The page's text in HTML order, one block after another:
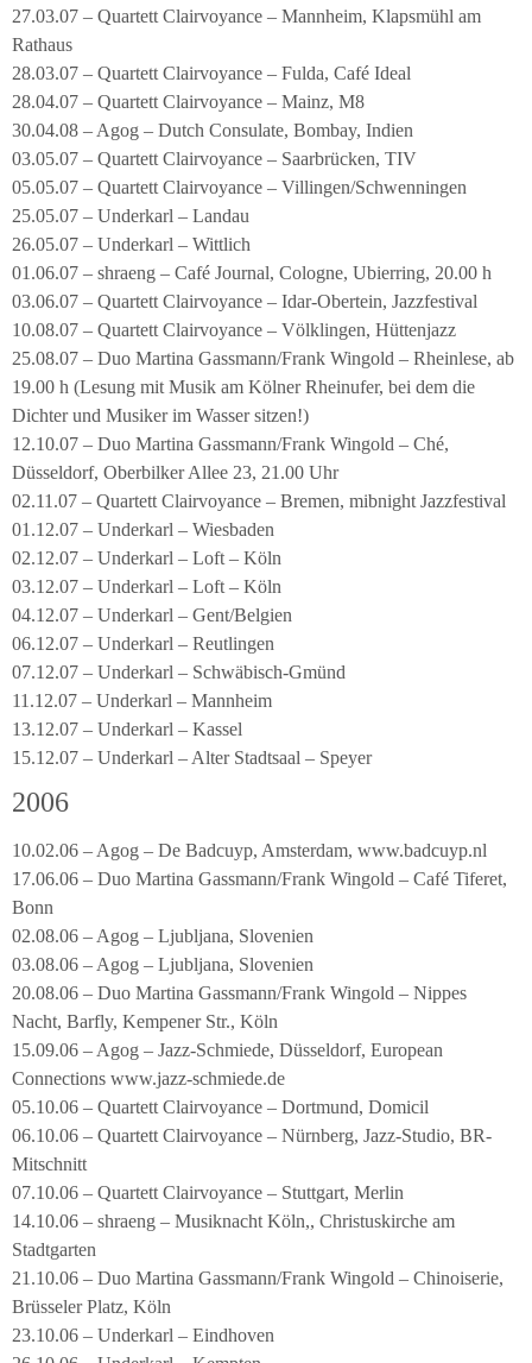
27.03.07 – Quartett Clairvoyance – Mannheim, Klapsmühl am
Rathaus
28.03.07 – Quartett Clairvoyance – Fulda, Café Ideal
28.04.07 – Quartett Clairvoyance – Mainz, M8
30.04.08 – Agog – Dutch Consulate, Bombay, Indien
03.05.07 – Quartett Clairvoyance – Saarbrücken, TIV
05.05.07 – Quartett Clairvoyance – Villingen/Schwenningen
25.05.07 – Underkarl – Landau
26.05.07 – Underkarl – Wittlich
01.06.07 – shraeng – Café Journal, Cologne, Ubierring, 20.00 h
03.06.07 – Quartett Clairvoyance – Idar-Obertein, Jazzfestival
10.08.07 – Quartett Clairvoyance – Völklingen, Hüttenjazz
25.08.07 – Duo Martina Gassmann/Frank Wingold – Rheinlese, ab
19.00 h (Lesung mit Musik am Kölner Rheinufer, bei dem die
Dichter und Musiker im Wasser sitzen!)
12.10.07 – Duo Martina Gassmann/Frank Wingold – Ché,
Düsseldorf, Oberbilker Allee 23, 21.00 Uhr
02.11.07 – Quartett Clairvoyance – Bremen, mibnight Jazzfestival
01.12.07 – Underkarl – Wiesbaden
02.12.07 – Underkarl – Loft – Köln
03.12.07 – Underkarl – Loft – Köln
04.12.07 – Underkarl – Gent/Belgien
06.12.07 – Underkarl – Reutlingen
07.12.07 – Underkarl – Schwäbisch-Gmünd
11.12.07 – Underkarl – Mannheim
13.12.07 – Underkarl – Kassel
15.12.07 – Underkarl – Alter Stadtsaal – Speyer
2006
10.02.06 – Agog – De Badcuyp, Amsterdam, www.badcuyp.nl
17.06.06 – Duo Martina Gassmann/Frank Wingold – Café Tiferet,
Bonn
02.08.06 – Agog – Ljubljana, Slovenien
03.08.06 – Agog – Ljubljana, Slovenien
20.08.06 – Duo Martina Gassmann/Frank Wingold – Nippes
Nacht, Barfly, Kempener Str., Köln
15.09.06 – Agog – Jazz-Schmiede, Düsseldorf, European
Connections www.jazz-schmiede.de
05.10.06 – Quartett Clairvoyance – Dortmund, Domicil
06.10.06 – Quartett Clairvoyance – Nürnberg, Jazz-Studio, BR-
Mitschnitt
07.10.06 – Quartett Clairvoyance – Stuttgart, Merlin
14.10.06 – shraeng – Musiknacht Köln,, Christuskirche am
Stadtgarten
21.10.06 – Duo Martina Gassmann/Frank Wingold – Chinoiserie,
Brüsseler Platz, Köln
23.10.06 – Underkarl – Eindhoven